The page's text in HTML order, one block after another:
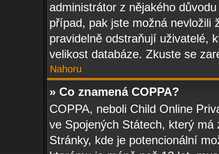
administrátor z nějakého
případ, pak jste možná nevložili
pravidelně odstraňují uživatelé,
velikost databáze. Zkuste se
Nahoru
» Co znamená COPPA?
COPPA, neboli Child Online
ve Spojených Státech, který
Stránky, kde je potencionální